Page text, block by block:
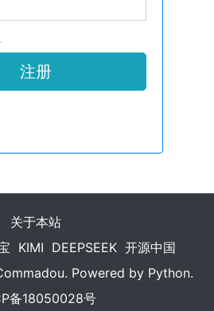
注册
关于本站
KIMI DEEPSEEK 开源中国
Powered by Python.
备18050028号